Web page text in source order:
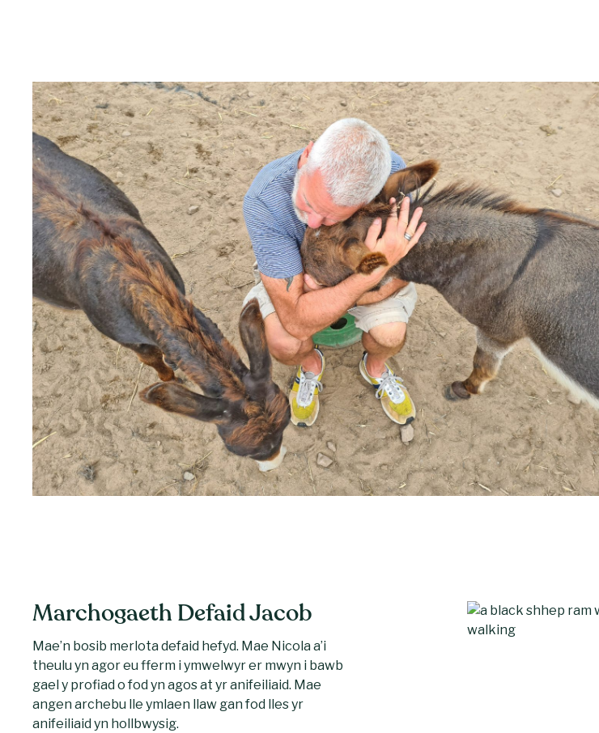
Marchogaeth Defaid Jacob
Mae’n bosib merlota defaid hefyd. Mae Nicola a’i
theulu yn agor eu fferm i ymwelwyr er mwyn i bawb
gael y profiad o fod yn agos at yr anifeiliaid. Mae
angen archebu lle ymlaen llaw gan fod lles yr
anifeiliaid yn hollbwysig.